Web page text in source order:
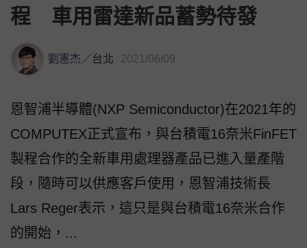
程 車用雷達新品蓄勢待發
劉憲杰／台北 2021/06/09
恩智浦半導體(NXP Semiconductor)在2021年的
COMPUTEX正式宣布，與台積電16奈米FinFET
製程合作的全新車用處理器產品已進入量產階
段，隨時可以供應客戶使用，恩智浦技術長
Lars Reger表示，這只是與台積電16奈米合作
的開始，...